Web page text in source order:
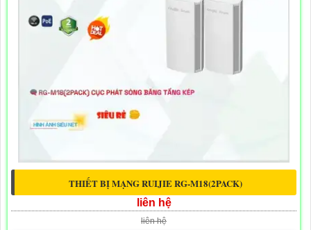
THIẾT BỊ MẠNG RUIJIE RG-M18(2PACK)
liên hệ
liên hệ